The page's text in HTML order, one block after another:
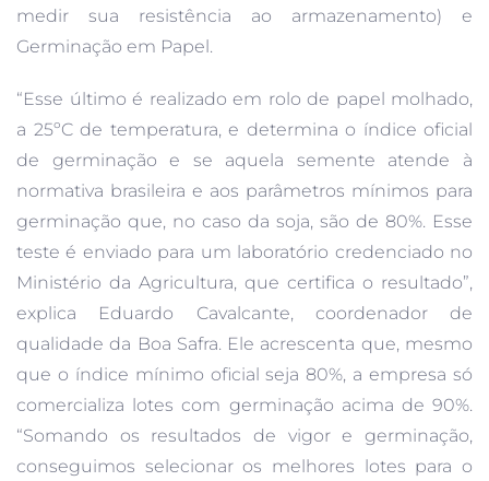
medir sua resistência ao armazenamento) e
Germinação em Papel.
“Esse último é realizado em rolo de papel molhado,
a 25ºC de temperatura, e determina o índice oficial
de germinação e se aquela semente atende à
normativa brasileira e aos parâmetros mínimos para
germinação que, no caso da soja, são de 80%. Esse
teste é enviado para um laboratório credenciado no
Ministério da Agricultura, que certifica o resultado”,
explica Eduardo Cavalcante, coordenador de
qualidade da Boa Safra. Ele acrescenta que, mesmo
que o índice mínimo oficial seja 80%, a empresa só
comercializa lotes com germinação acima de 90%.
“Somando os resultados de vigor e germinação,
conseguimos selecionar os melhores lotes para o